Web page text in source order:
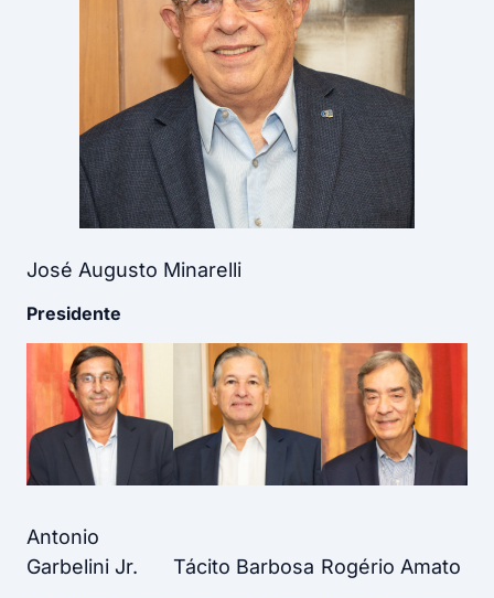
José Augusto Minarelli
Presidente
Antonio
Garbelini Jr.
Tácito Barbosa Rogério Amato